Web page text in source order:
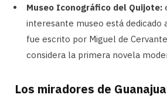
Museo Iconográfico del Quijote:
interesante museo está dedicado
fue escrito por Miguel de
considera la primera novela
Los miradores de